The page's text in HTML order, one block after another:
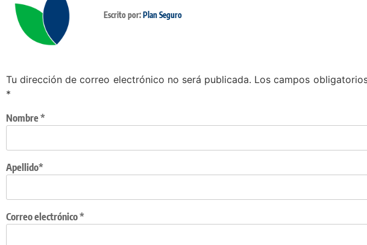
Escrito por: Plan Seguro
Tu dirección de correo electrónico no será publicada. Los campos
*
Apellido*
Nombre*
Correo electrónico*